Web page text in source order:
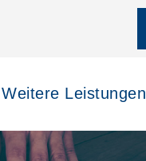
Weitere Leistungen